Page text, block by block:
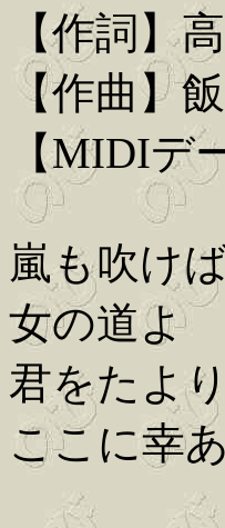
【作詞】
【作曲】
【MIDIデ
嵐も吹け
女の道よ
君をたよ
ここに幸